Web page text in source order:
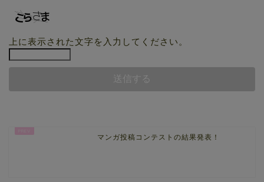
上に表示された文字を入力してください。
マンガ投稿コンテストの結果発表！